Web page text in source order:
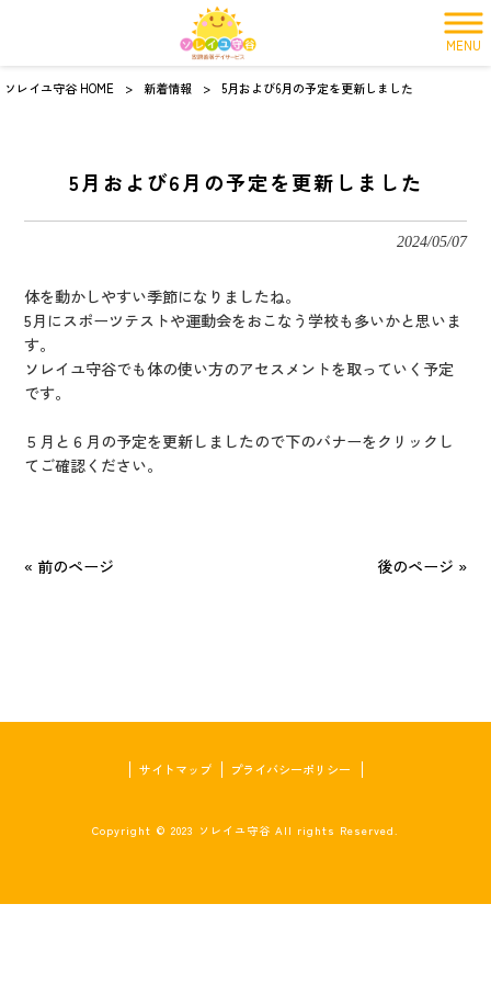
MENU
ソレイユ守谷 HOME > 新着情報 > 5月および6月の予定を更新しました
5月および6月の予定を更新しました
2024/05/07
体を動かしやすい季節になりましたね。
5月にスポーツテストや運動会をおこなう学校も多いかと思いま
す。
ソレイユ守谷でも体の使い方のアセスメントを取っていく予定
です。
５月と６月の予定を更新しましたので下のバナーをクリックし
てご確認ください。
« 前のページ 後のページ »
サイトマップ プライバシーポリシー
Copyright © 2023 ソレイユ守谷 All rights Reserved.